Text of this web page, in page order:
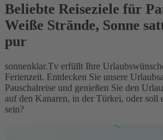
Beliebte Reiseziele für
Weiße Strände, Sonne
pur
sonnenklar.Tv erfüllt Ihre
Ferienzeit. Entdecken Sie unsere
Pauschalreise und genießen Sie den
auf den Kanaren, in der Türkei, oder soll
sein?